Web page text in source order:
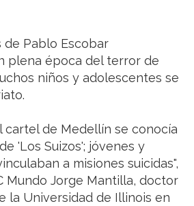
de Pablo Escobar
plena época del terror de
niños y adolescentes se
cartel de Medellín se conocía
'Los Suizos'; jóvenes y
a misiones suicidas",
Mundo Jorge Mantilla, doctor
la Universidad de Illinois en